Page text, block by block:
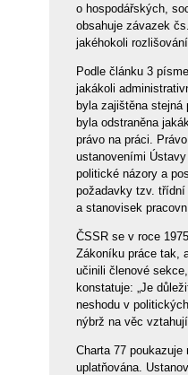
o hospodářských,
obsahuje závazek
jakéhokoli
Podle článku 3
jakákoli
byla zajištěna
byla odstraněna
právo na práci.
ustanoveními
politické názory a
požadavky tzv.
a stanovisek
ČSSR se v roce
Zákoníku práce tak,
učinili členové
konstatuje: „Je
neshodu v
nýbrž na věc
Charta 77
uplatňována.